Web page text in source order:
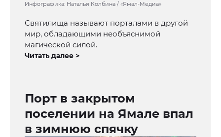
Инфографика: Наталья Колбина / «Ямал-Медиа»
Святилища называют порталами в другой
мир, обладающими необъяснимой
магической силой.
Читать далее >
Порт в закрытом
поселении на Ямале впал
в зимнюю спячку